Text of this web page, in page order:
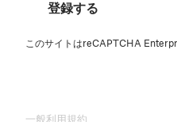
登録する
このサイトはreCAPTCHA
一般利用規約